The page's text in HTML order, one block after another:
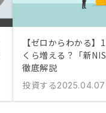
【ゼロからわかる
くら増える？「新
徹底解説
投資する2025.04.07